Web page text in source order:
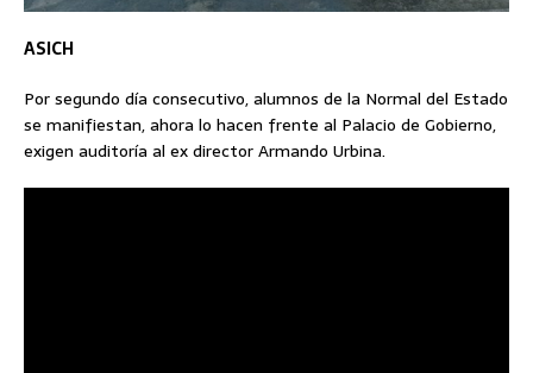
ASICH
Por segundo día consecutivo, alumnos de la Normal del Estado
se manifiestan, ahora lo hacen frente al Palacio de Gobierno,
exigen auditoría al ex director Armando Urbina.